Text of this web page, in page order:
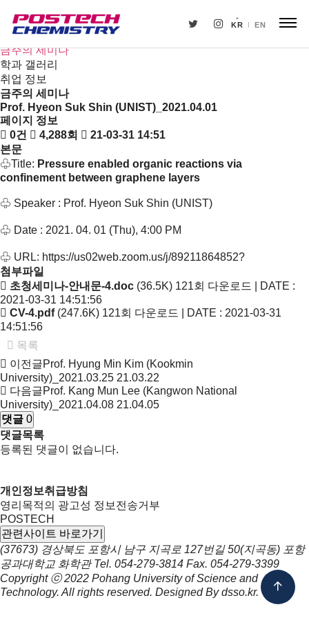
KR EN
뉴스
공지사항
금주의 세미나
학과 갤러리
취업 정보
금주의 세미나
Prof. Hyeon Suk Shin (UNIST)_2021.04.01
페이지 정보
0건
4,288회
21-03-31 14:51
본문
♧Title: Pressure enabled organic reactions via
confinement between graphene layers
♧ Speaker : Prof. Hyeon Suk Shin (UNIST)
♧ Date : 2021. 04. 01 (Thu), 4:00 PM
♧ URL: https://us02web.zoom.us/j/89211864852?
첨부파일
초청세미나-안내문-4.doc (36.5K) 121회 다운로드 | DATE :
2021-03-31 14:51:56
CV-4.pdf (247.6K) 121회 다운로드 | DATE : 2021-03-31
14:51:56
목록
이전글Prof. Hyung Min Kim (Kookmin
University)_2021.03.25 21.03.22
다음글Prof. Kang Mun Lee (Kangwon National
University)_2021.04.08 21.04.05
댓글 0
댓글목록
등록된 댓글이 없습니다.
개인정보취급방침
영리목적의 광고성 정보전송거부
POSTECH
관련사이트 바로가기
(37673) 경상북도 포항시 남구 지곡로 127번길 50(지곡동) 포항
공과대학교 화학관 Tel. 054-279-3814 Fax. 054-279-3399
Copyright ⓒ 2022 Pohang University of Science and
Technology. All rights reserved. Designed Bydsso.kr.